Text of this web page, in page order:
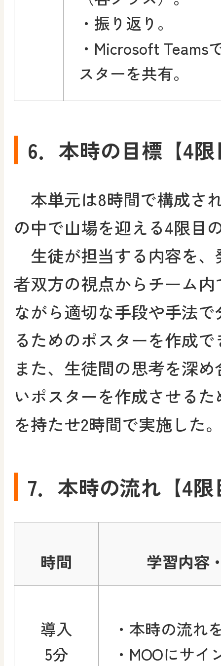
・振り返り。
・Microsoft Teams
スターを共有。
6．本時の目標【4
本単元は8時間で構成さ
の中で山場を迎える4限目
生徒が担当する内容を、
者双方の視点からチーム
ながら適切な手段や手法
るためのポスターを作成
また、生徒間の思考を深
いポスターを作成させる
を持たせ2時間で実施した
7．本時の流れ【4限
時間 学習内容
導入
5分
・本時の流れ
・MOOにサ